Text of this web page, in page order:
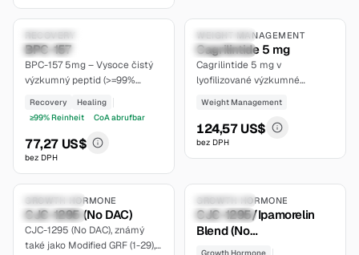
Research Only
established
BPC-157
BPC-157 5mg – Vysoce čistý
výzkumný peptid (>=99%
HPLC) pro regeneraci tkání a
hojení. Lyofilizovaný prášek,
Certifikát analýzy (CoA) je
dostupný na našem webu.
Recovery
Healing
≥99% Reinheit
CoA abrufbar
77,27 US$
bez DPH
Research Only
extensive
WEIGHT MANAGEMENT
Cagrilintide 5 mg
Cagrilintide 5 mg v
lyofilizované výzkumné
podloženým popisem návrhu
dlouhodobě působícího
analogu amylinu, receptorové
farmakologie a
studii. Pouze pro výzkum.
Weight Management
124,57 US$
bez DPH
Compoundable
moderate
GROWTH HORMONE
CJC-1295 (No DAC)
CJC-1295 (No DAC), známý
také jako Modified GRF (1-29),
Research Only
moderate
GROWTH HORMONE
CJC-1295/Ipamorelin
Blend (No
DAC/5mg/5mg)